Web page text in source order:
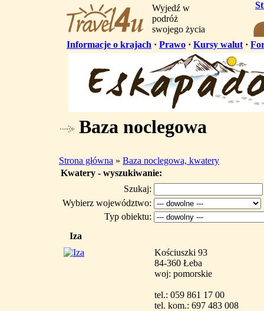
Wyjedź w
podróż
swojego życia
Informacje o krajach · Prawo · Kursy walut ·
Baza noclegowa
Strona główna » Baza noclegowa, kwatery
Kwatery - wyszukiwanie:
Szukaj:
Wybierz województwo:
Typ obiektu:
Iza
Kościuszki 93
84-360 Łeba
woj: pomorskie
tel.: 059 861 17 00
tel. kom.: 697 483 008